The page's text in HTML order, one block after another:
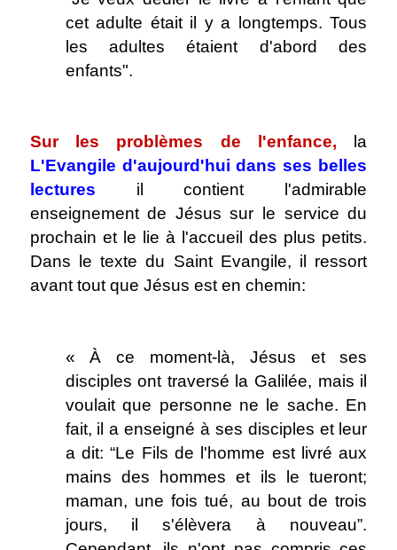
cet adulte était il y a longtemps. Tous
les adultes étaient d'abord des
enfants".
Sur les problèmes de l'enfance, la
L'Evangile d'aujourd'hui dans ses belles
lectures il contient l'admirable
enseignement de Jésus sur le service du
prochain et le lie à l'accueil des plus petits.
Dans le texte du Saint Evangile, il ressort
avant tout que Jésus est en chemin:
« À ce moment-là, Jésus et ses
disciples ont traversé la Galilée, mais il
voulait que personne ne le sache. En
fait, il a enseigné à ses disciples et leur
a dit: “Le Fils de l'homme est livré aux
mains des hommes et ils le tueront;
maman, une fois tué, au bout de trois
jours, il s'élèvera à nouveau”.